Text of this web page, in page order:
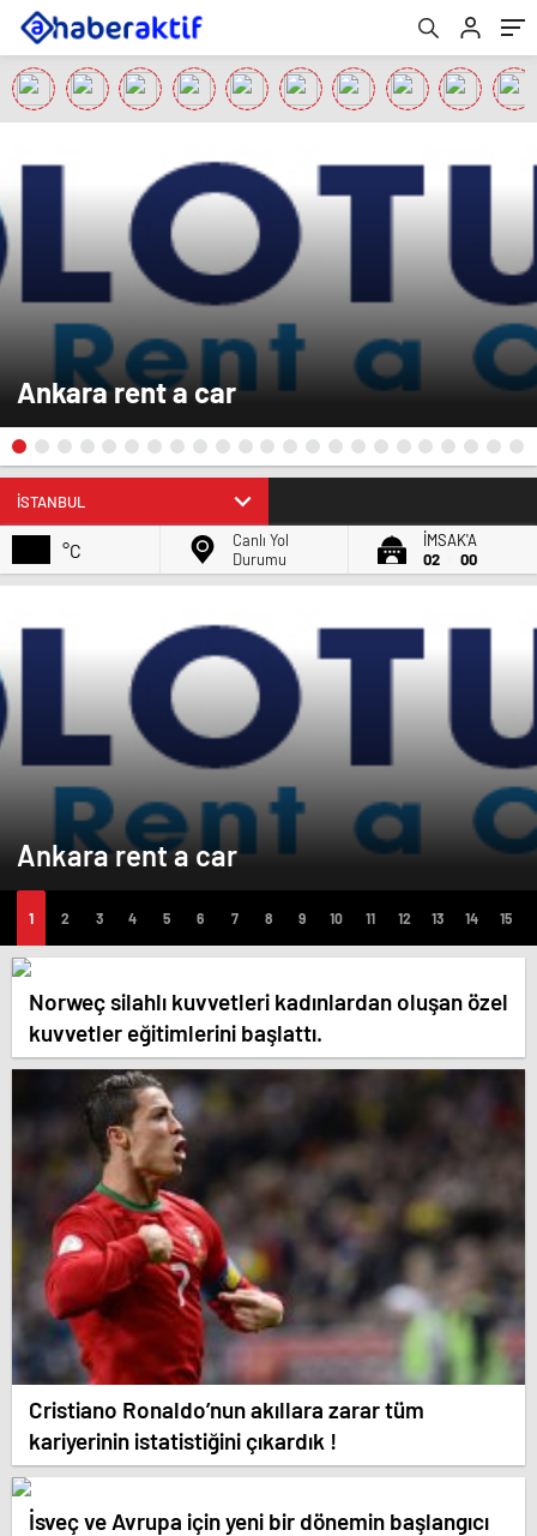
Ankara rent a car
°C
Canlı Yol
Durumu
İMSAK'A
02
00
Ankara rent a car
Norweç silahlı kuvvetleri kadınlardan oluşan özel
kuvvetler eğitimlerini başlattı.
Cristiano Ronaldo’nun akıllara zarar tüm
kariyerinin istatistiğini çıkardık !
İsveç ve Avrupa için yeni bir dönemin başlangıcı